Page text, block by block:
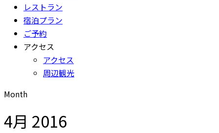
レストラン
宿泊プラン
ご予約
アクセス
アクセス
周辺観光
Month
4月 2016